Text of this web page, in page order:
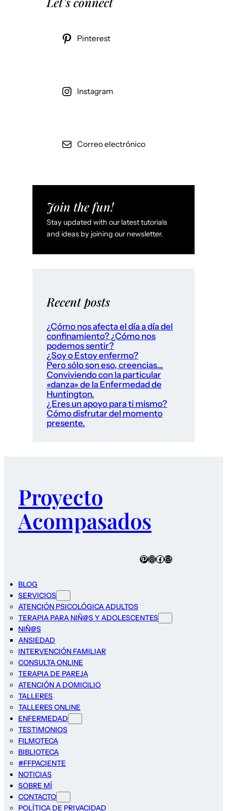
Pinterest
Instagram
Correo electrónico
Join the fun!
Stay updated with our latest tutorials
and ideas by joining our newsletter.
Recent posts
¿Cómo nos afecta el día a día del
confinamiento? ¿Cómo nos
podemos sentir?
¿Soy o Estoy enfermo?
Pero sólo son eso, creencias…
Conviviendo con la particular
«danza» de la Enfermedad de
Huntington.
¿Eres un apoyo para ti mismo?
Cómo disfrutar del momento
presente.
Proyecto
Acompasados
Pinterest
Instagram
Facebook
Correo electrónico
BLOG
SERVICIOS
ATENCIÓN PSICOLÓGICA ADULTOS
TERAPIA PARA NIÑ@S Y ADOLESCENTES
NIÑ@S
ANSIEDAD
INTERVENCIÓN FAMILIAR
CONSULTA ONLINE
TERAPIA DE PAREJA
ATENCIÓN A DOMICILIO
TALLERES
TALLERES ONLINE
ENFERMEDAD
TESTIMONIOS
FILMOTECA
BIBLIOTECA
#FFPACIENTE
NOTICIAS
SOBRE MÍ
CONTACTO
POLÍTICA DE PRIVACIDAD